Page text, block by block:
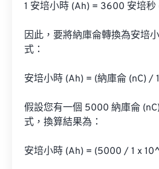
1 安培小時 (Ah) = 3600 安培秒
因此，要將納庫侖轉換為安培
式：
安培小時 (Ah) = (納庫侖 (nC) /
假設您有一個 5000 納庫侖
式，換算結果為：
安培小時 (Ah) = (5000 / 1 x